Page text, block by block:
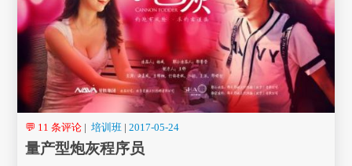
💬 11 条评论 | 培训班 |2017-05-24
量产型炮灰程序员